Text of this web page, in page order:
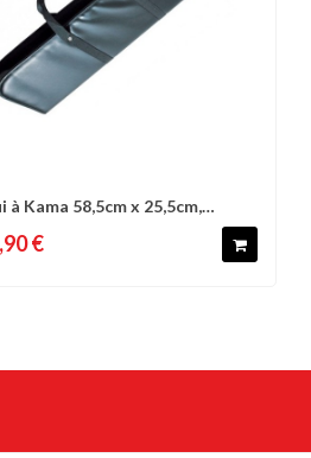
Comparer Liste d'envies
à Kama 58,5cm x 25,5cm,
€